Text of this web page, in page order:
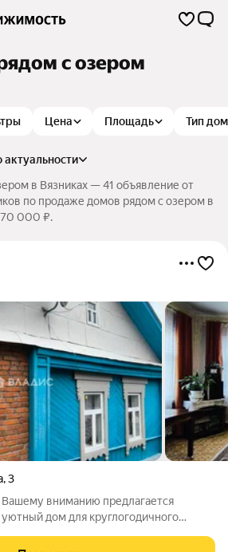
с озером
Цена Площадь Тип
актуальности
в Вязниках — 41 объявление от
по продаже домов рядом с озером в
000 ₽.
,3
Вашему вниманию предлагается
дом для круглогодичного
дом идеально подойдёт